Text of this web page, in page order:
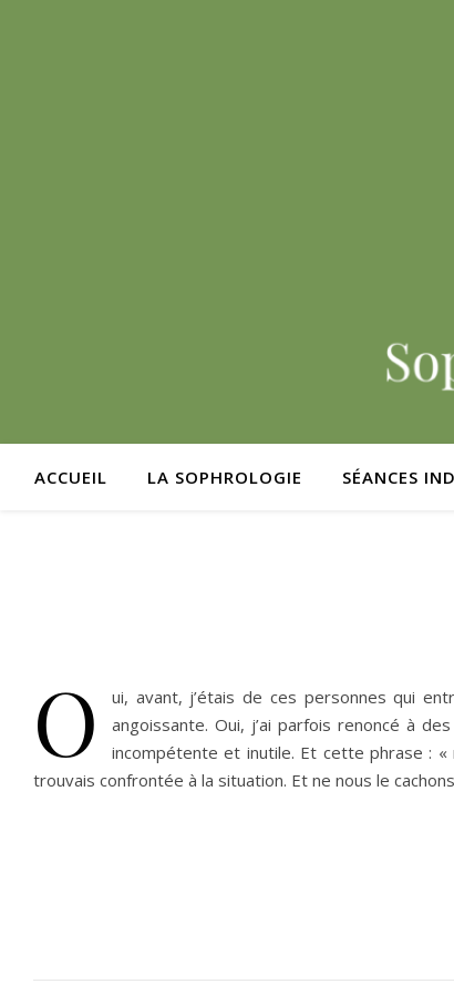
ACCUEIL LA SOPHROLOGIE SÉANCES
O
ui, avant, j’étais de ces personnes qui
angoissante. Oui, j’ai parfois renoncé à
incompétente et inutile. Et cette phrase :
trouvais confrontée à la situation. Et ne nous le